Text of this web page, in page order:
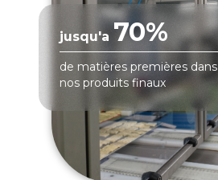
jusqu'a 70%
de matières premières dans
nos produits finaux